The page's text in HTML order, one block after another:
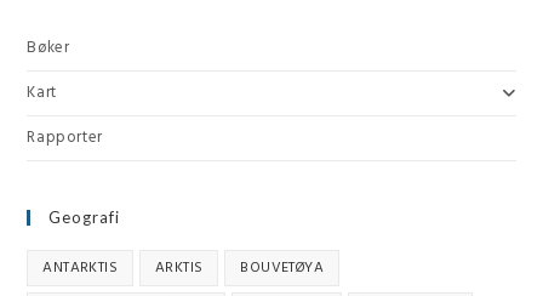
Bøker
Kart
Rapporter
Geografi
ANTARKTIS ARKTIS
BOUVETØYA